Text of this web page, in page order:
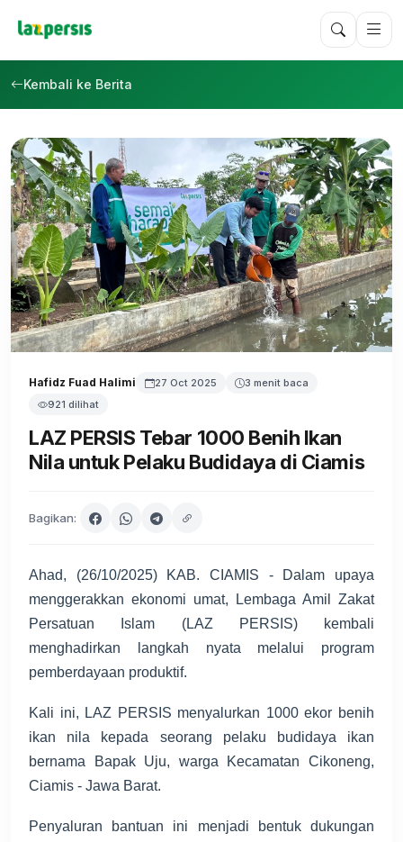
Kembali ke Berita
Hafidz Fuad Halimi 27 Oct 2025
3 menit baca
921 dilihat
LAZ PERSIS Tebar 1000 Benih Ikan
Nila untuk Pelaku Budidaya di Ciamis‎
Bagikan:
Ahad, (26/10/2025) KAB. CIAMIS - Dalam upaya
menggerakkan ekonomi umat, Lembaga Amil Zakat
Persatuan Islam (LAZ PERSIS) kembali
menghadirkan langkah nyata melalui program
pemberdayaan produktif.
Kali ini, LAZ PERSIS menyalurkan 1000 ekor benih
ikan nila kepada seorang pelaku budidaya ikan
bernama Bapak Uju, warga Kecamatan Cikoneng,
Ciamis - Jawa Barat.
Penyaluran bantuan ini menjadi bentuk dukungan